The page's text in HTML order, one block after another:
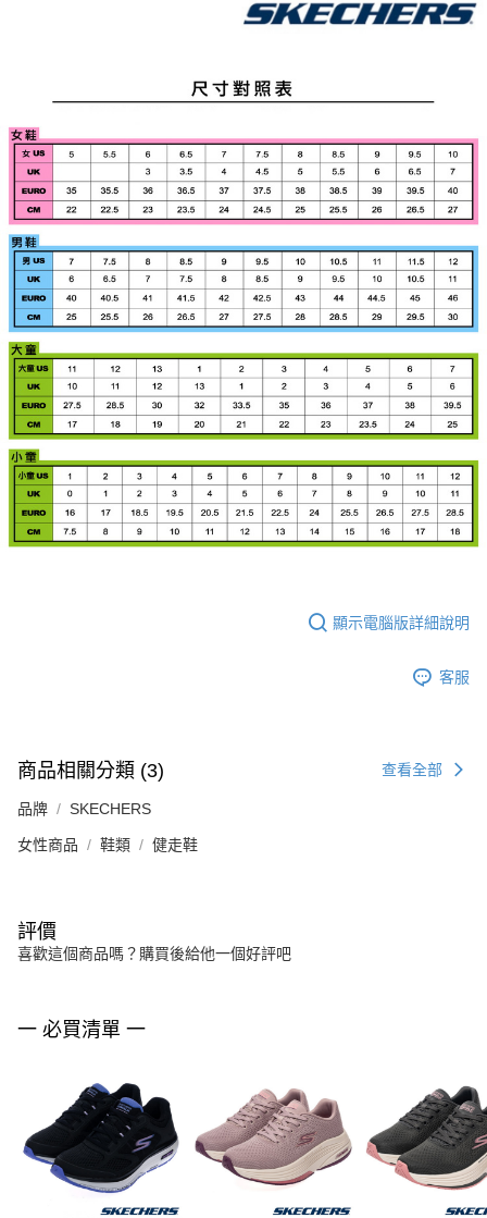
顯示電腦版詳細說明
客服
商品相關分類 (3) 查看全部
品牌 SKECHERS
女性商品 鞋類 健走鞋
評價
喜歡這個商品嗎？購買後給他一個好評吧
一 必買清單 一